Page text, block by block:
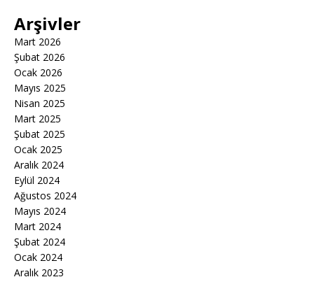
Arşivler
Mart 2026
Şubat 2026
Ocak 2026
Mayıs 2025
Nisan 2025
Mart 2025
Şubat 2025
Ocak 2025
Aralık 2024
Eylül 2024
Ağustos 2024
Mayıs 2024
Mart 2024
Şubat 2024
Ocak 2024
Aralık 2023